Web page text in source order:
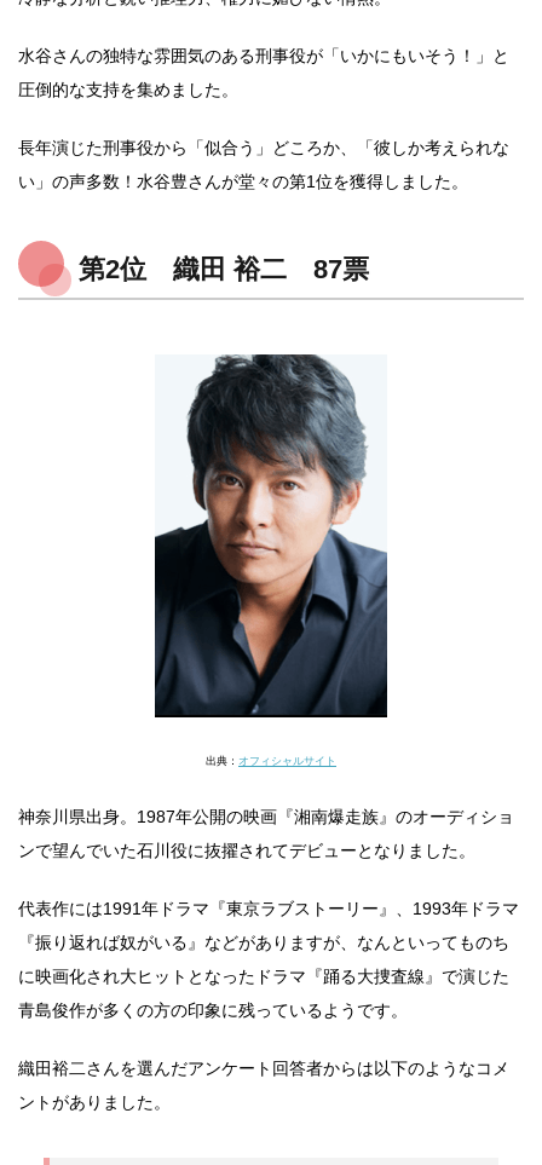
水谷さんの独特な雰囲気のある刑事役が「いかにもいそう！」と
圧倒的な支持を集めました。
長年演じた刑事役から「似合う」どころか、「彼しか考えられな
い」の声多数！水谷豊さんが堂々の第1位を獲得しました。
第2位 織田 裕二 87票
出典： オフィシャルサイト
神奈川県出身。1987年公開の映画『湘南爆走族』のオーディショ
ンで望んでいた石川役に抜擢されてデビューとなりました。
代表作には1991年ドラマ『東京ラブストーリー』、1993年ドラマ
『振り返れば奴がいる』などがありますが、なんといってものち
に映画化され大ヒットとなったドラマ『踊る大捜査線』で演じた
青島俊作が多くの方の印象に残っているようです。
織田裕二さんを選んだアンケート回答者からは以下のようなコメ
ントがありました。